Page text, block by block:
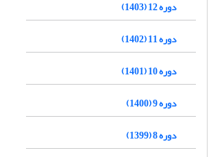
دوره 12 (1403)
دوره 11 (1402)
دوره 10 (1401)
دوره 9 (1400)
دوره 8 (1399)